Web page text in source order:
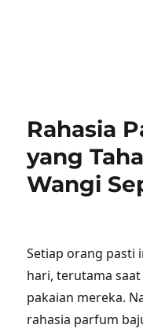
Rahasia
yang
Wangi
Setiap orang pasti
hari, terutama
pakaian mereka.
rahasia parfum